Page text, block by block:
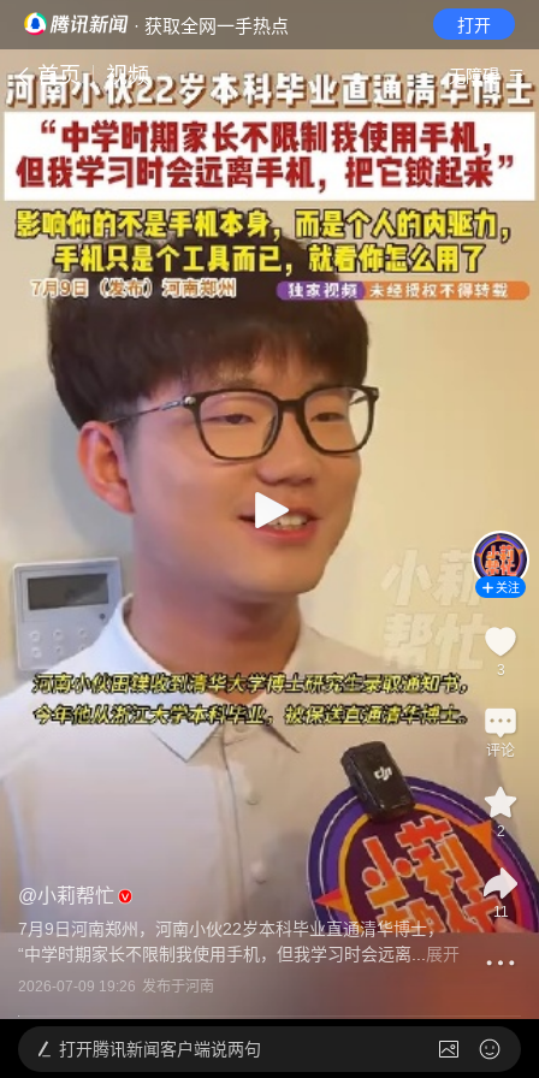
· 获取全网一手热点 打开
首页 视频 无障碍
@小莉帮忙
7月9日河南郑州，河南小伙22岁本科毕业直通清华博士，
“中学时期家长不限制我使用手机，但我学习时会远离... 展开
2026-07-09 19:26 发布于河南
关注
3
评论
2
11
打开腾讯新闻客户端说两句